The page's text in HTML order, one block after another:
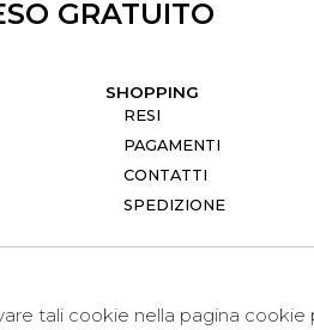
GRATUITO
SHOPPING
RESI
PAGAMENTI
CONTATTI
SPEDIZIONE
tali cookie nella pagina cookie